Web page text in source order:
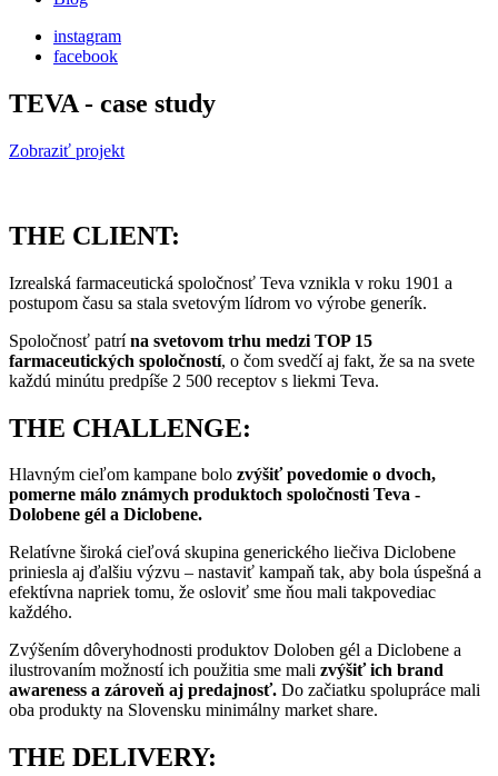
instagram
facebook
TEVA - case study
Zobraziť projekt
THE CLIENT:
Izrealská farmaceutická spoločnosť Teva vznikla v roku 1901 a
postupom času sa stala svetovým lídrom vo výrobe generík.
Spoločnosť patrína svetovom trhu medzi TOP 15
farmaceutických spoločností, o čom svedčí aj fakt, že sa na svete
každú minútu predpíše 2 500 receptov s liekmi Teva.
THE CHALLENGE:
Hlavným cieľom kampane bolo zvýšiť povedomie o dvoch,
pomerne málo známych produktoch spoločnosti Teva -
Dolobene gél a Diclobene.
Relatívne široká cieľová skupina generického liečiva Diclobene
priniesla aj ďalšiu výzvu – nastaviť kampaň tak, aby bola úspešná a
efektívna napriek tomu, že osloviť sme ňou mali takpovediac
každého.
Zvýšením dôveryhodnosti produktov Doloben gél a Diclobene a
ilustrovaním možností ich použitia sme mali zvýšiť ich brand
awareness a zároveň aj predajnosť. Do začiatku spolupráce mali
oba produkty na Slovensku minimálny market share.
THE DELIVERY: